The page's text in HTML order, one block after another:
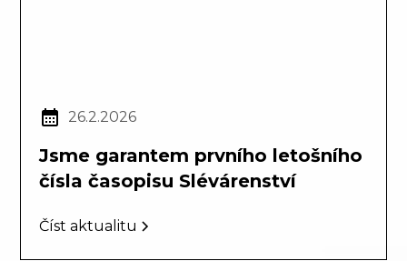
26.2.2026
Jsme garantem prvního letošního
čísla časopisu Slévárenství
Číst aktualitu